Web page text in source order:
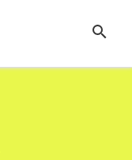
SUCHE